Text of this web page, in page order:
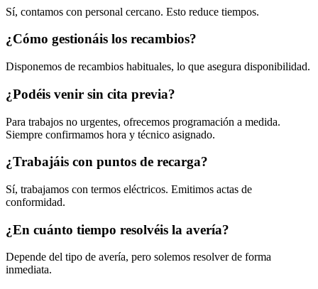
Sí, contamos con personal cercano. Esto reduce tiempos.
¿Cómo gestionáis los recambios?
Disponemos de recambios habituales, lo que asegura disponibilidad.
¿Podéis venir sin cita previa?
Para trabajos no urgentes, ofrecemos programación a medida.
Siempre confirmamos hora y técnico asignado.
¿Trabajáis con puntos de recarga?
Sí, trabajamos con termos eléctricos. Emitimos actas de
conformidad.
¿En cuánto tiempo resolvéis la avería?
Depende del tipo de avería, pero solemos resolver de forma
inmediata.